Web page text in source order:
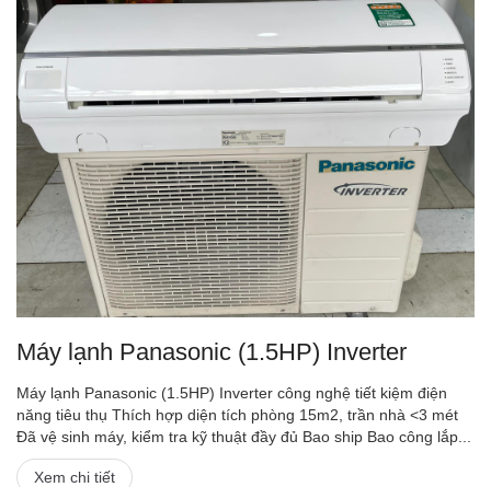
Máy lạnh Panasonic (1.5HP) Inverter
Máy lạnh Panasonic (1.5HP) Inverter công nghệ tiết kiệm điện
năng tiêu thụ Thích hợp diện tích phòng 15m2, trần nhà <3 mét
Đã vệ sinh máy, kiểm tra kỹ thuật đầy đủ Bao ship Bao công lắp...
Xem chi tiết